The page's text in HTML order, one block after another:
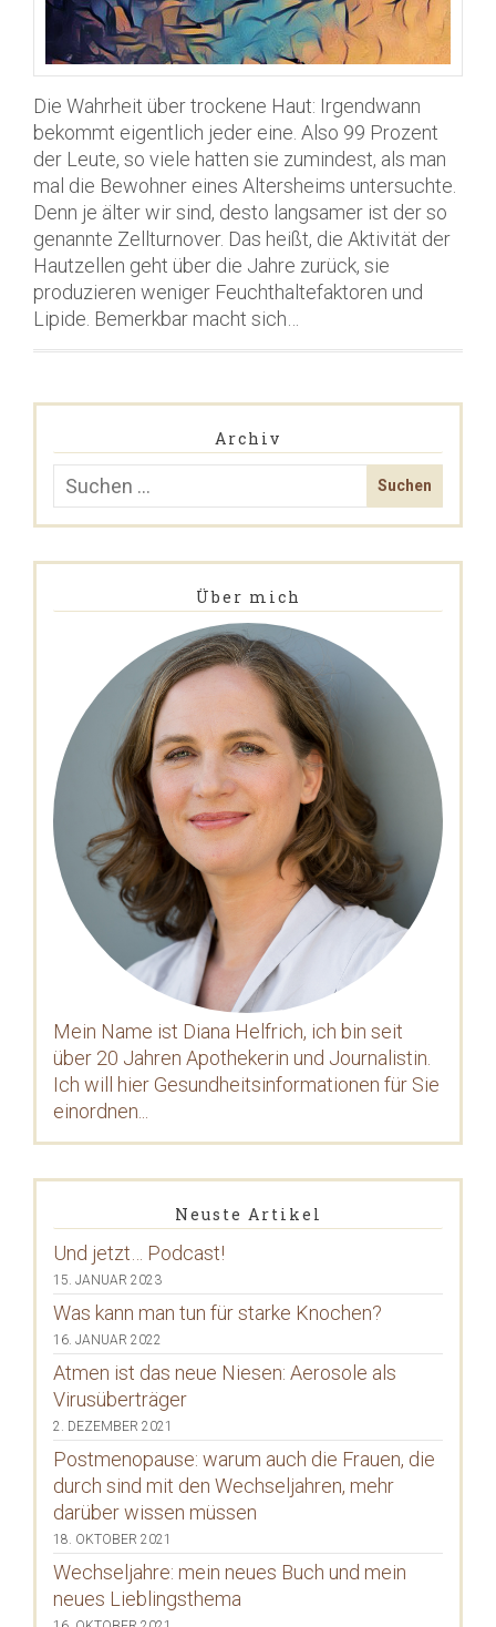
Die Wahrheit über trockene Haut: Irgendwann
bekommt eigentlich jeder eine. Also 99 Prozent
der Leute, so viele hatten sie zumindest, als man
mal die Bewohner eines Altersheims untersuchte.
Denn je älter wir sind, desto langsamer ist der so
genannte Zellturnover. Das heißt, die Aktivität der
Hautzellen geht über die Jahre zurück, sie
produzieren weniger Feuchthaltefaktoren und
Lipide. Bemerkbar macht sich…
Archiv
Über mich
Mein Name ist Diana Helfrich, ich bin seit
über 20 Jahren Apothekerin und Journalistin.
Ich will hier Gesundheitsinformationen für Sie
einordnen...
Neuste Artikel
Und jetzt… Podcast!
15. JANUAR 2023
Was kann man tun für starke Knochen?
16. JANUAR 2022
Atmen ist das neue Niesen: Aerosole als
Virusüberträger
2. DEZEMBER 2021
Postmenopause: warum auch die Frauen, die
durch sind mit den Wechseljahren, mehr
darüber wissen müssen
18. OKTOBER 2021
Wechseljahre: mein neues Buch und mein
neues Lieblingsthema